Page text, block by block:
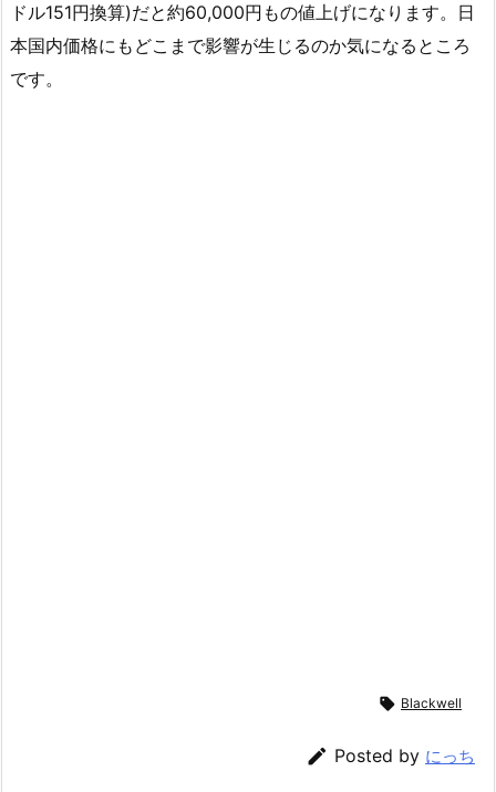
ドル151円換算)だと約60,000円もの値上げになります。日
本国内価格にもどこまで影響が生じるのか気になるところ
です。
 Blackwell
 Posted by にっち